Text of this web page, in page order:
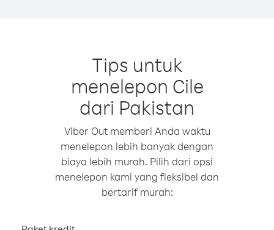
Tips untuk
menelepon Cile
dari Pakistan
Viber Out memberi Anda waktu
menelepon lebih banyak dengan
biaya lebih murah. Pilih dari opsi
menelepon kami yang fleksibel dan
bertarif murah: